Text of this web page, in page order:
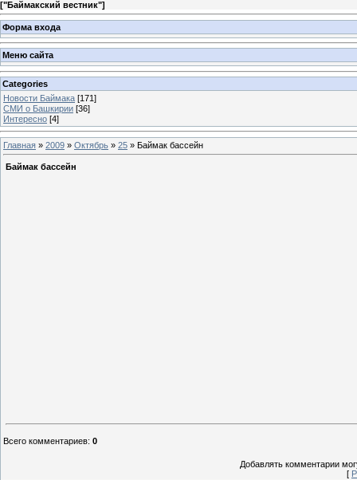
["Баймакский вестник"]
Форма входа
Меню сайта
Categories
Новости Баймака [171]
СМИ о Башкирии [36]
Интересно [4]
Главная » 2009 » Октябрь » 25 » Баймак бассейн
Баймак бассейн
Всего комментариев: 0
Добавлять комментарии
[